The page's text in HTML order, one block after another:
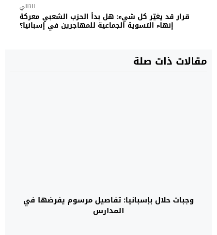
التالي
قرار قد يغيّر كل شيء: هل بدأ الحزب الشعبي معركة
إنهاء التسوية الجماعية للمهاجرين في إسبانيا؟
مقالات ذات صلة
وجبات حلال بإسبانيا: تفاصيل مرسوم يفرضها في
المدارس